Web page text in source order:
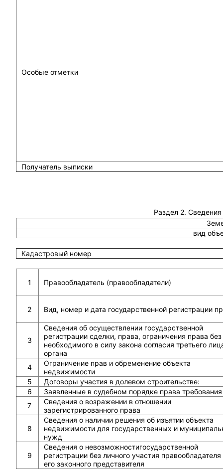
Особые отметки
Получатель выписки
Раздел 2.
вид
Кадастровый номер
1 Правообладатель (правообладатели)
2 Вид, номер и дата государственной регистрации
3
Сведения об осуществлении государственной
регистрации сделки, права, ограничения права без
необходимого в силу закона согласия третьего
органа
4
Ограничение прав и обременение объекта
недвижимости
5
Договоры участия в долевом строительстве:
6
Заявленные в судебном порядке права требования
7
Сведения о возражении в отношении
зарегистрированного права
8
Сведения о наличии решения об изъятии объекта
недвижимости для государственных и
нужд
9
Сведения о невозможностигосударственной
регистрации без личного участия правообладателя
его законного представителя